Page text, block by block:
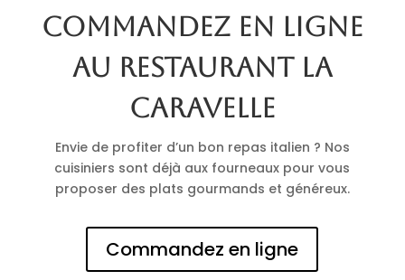
Commandez en ligne
au restaurant La
Caravelle
Envie de profiter d’un bon repas italien ? Nos
cuisiniers sont déjà aux fourneaux pour vous
proposer des plats gourmands et généreux.
Commandez en ligne